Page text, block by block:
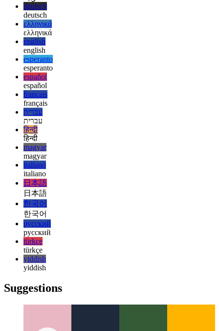
afrikaans
afrikaans
العربية
العربية
deutsch
deutsch
ελληνικά
ελληνικά
english
english
esperanto
esperanto
español
español
français
français
עברית
עברית
हिन्दी
हिन्दी
magyar
magyar
italiano
italiano
日本語
日本語
한국어
한국어
русский
русский
türkçe
yiddish
yiddish